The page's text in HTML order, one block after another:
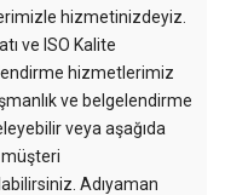
hizmetinizdeyiz.
ve ISO Kalite
hizmetlerimiz
ve belgelendirme
veya aşağıda
Adıyaman